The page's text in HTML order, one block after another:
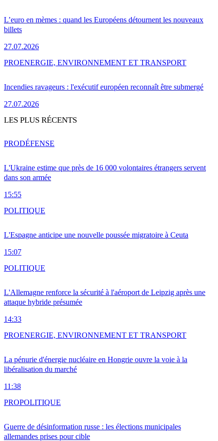
L’euro en mèmes : quand les Européens détournent les nouveaux
billets
27.07.2026
Incendies ravageurs : l'exécutif européen reconnaît être submergé
27.07.2026
PROENERGIE, ENVIRONNEMENT ET TRANSPORT
LES PLUS RÉCENTS
L'Ukraine estime que près de 16 000 volontaires étrangers servent
dans son armée
15:55
PRODÉFENSE
L'Espagne anticipe une nouvelle poussée migratoire à Ceuta
15:07
POLITIQUE
L'Allemagne renforce la sécurité à l'aéroport de Leipzig après une
attaque hybride présumée
14:33
POLITIQUE
La pénurie d'énergie nucléaire en Hongrie ouvre la voie à la
libéralisation du marché
11:38
PROENERGIE, ENVIRONNEMENT ET TRANSPORT
Guerre de désinformation russe : les élections municipales
allemandes prises pour cible
PROPOLITIQUE